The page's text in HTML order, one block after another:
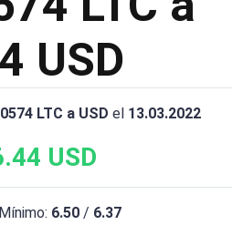
USD
LTC a USD el 13.03.2022
USD
6.50/ 6.37